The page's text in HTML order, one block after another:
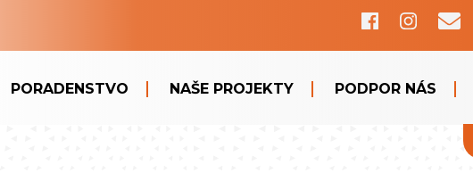
PORADENSTVO NAŠE PROJEKTY PODPOR NÁS